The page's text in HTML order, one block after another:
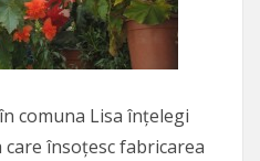
comuna Lisa înțelegi
însoțesc fabricarea